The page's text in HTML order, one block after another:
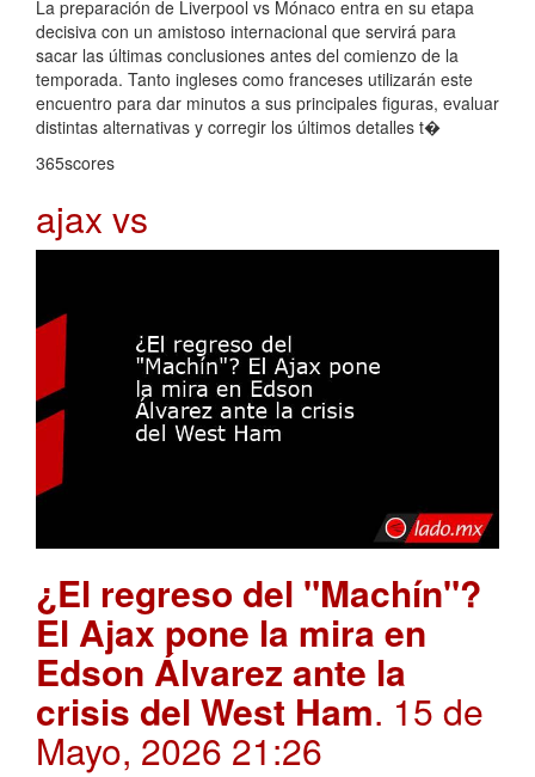
La preparación de Liverpool vs Mónaco entra en su etapa
decisiva con un amistoso internacional que servirá para
sacar las últimas conclusiones antes del comienzo de la
temporada. Tanto ingleses como franceses utilizarán este
encuentro para dar minutos a sus principales figuras, evaluar
distintas alternativas y corregir los últimos detalles t�
365scores
ajax vs
¿El regreso del "Machín"?
El Ajax pone la mira en
Edson Álvarez ante la
crisis del West Ham. 15 de
Mayo, 2026 21:26